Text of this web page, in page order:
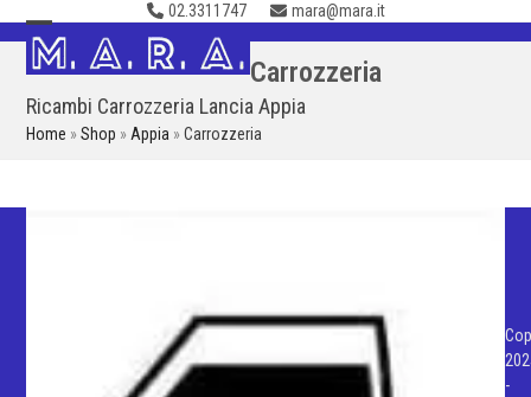
Skip
to
content
02.3311747 mara@mara.it
Open
menu
Close
menu
Carrozzeria
Ricambi Carrozzeria Lancia Appia
Home »Shop » Appia »Carrozzeria
-